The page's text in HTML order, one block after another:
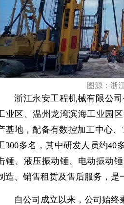
图源：浙
浙江永安工程机械有限公
业区、温州龙湾滨海工业园
基地，配备有数控加工中心
300多名，其中研发人员约40
锤、液压振动锤、电动振动
造、销售租赁及售后服务，
自公司成立以来，公司始终